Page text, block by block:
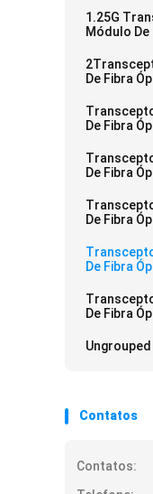
1.25G
Módulo De
De Fibra
De Fibra
De Fibra
De Fibra
De Fibra
De Fibra
Ungrouped
Contatos
Contatos: